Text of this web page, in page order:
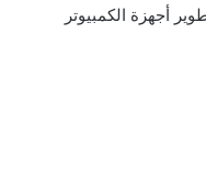
أجهزة الكمبيوتر